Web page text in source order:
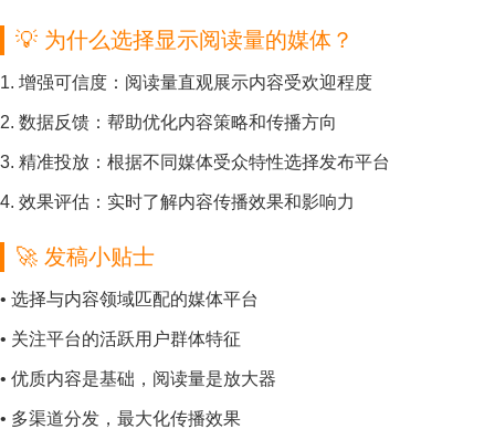
💡 为什么选择显示阅读量的媒体？
1. 增强可信度 ：阅读量直观展示内容受欢迎程度
2. 数据反馈 ：帮助优化内容策略和传播方向
3. 精准投放 ：根据不同媒体受众特性选择发布平台
4. 效果评估 ：实时了解内容传播效果和影响力
🚀 发稿小贴士
• 选择与内容领域匹配的媒体平台
• 关注平台的活跃用户群体特征
• 优质内容是基础，阅读量是放大器
• 多渠道分发，最大化传播效果